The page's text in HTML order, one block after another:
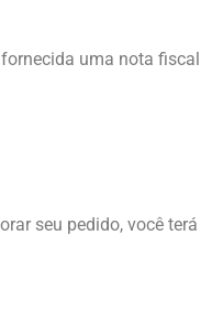
uma nota fiscal
seu pedido, você terá